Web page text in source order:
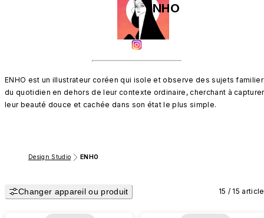
ENHO
ENHO est un illustrateur coréen qui isole et observe des sujets
du quotidien en dehors de leur contexte ordinaire, cherchant à capturer
leur beauté douce et cachée dans son état le plus simple.
Design Studio ENHO
Changer appareil ou produit 15 / 15